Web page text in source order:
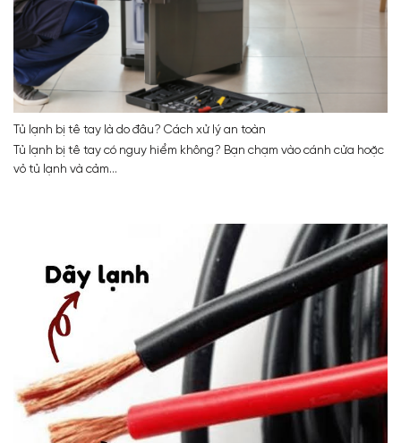
Tủ lạnh bị tê tay là do đâu? Cách xử lý an toàn
Tủ lạnh bị tê tay có nguy hiểm không? Bạn chạm vào cánh cửa hoặc
vỏ tủ lạnh và cảm...